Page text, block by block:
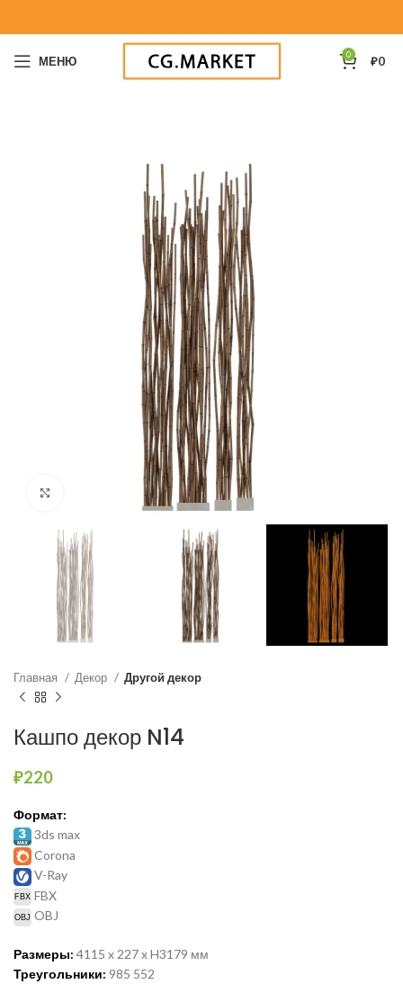
МЕНЮ 0 ₽0
Нажмите, чтобы увеличить
Главная Декор Другой декор
Кашпо декор N14
₽220
Формат:
3ds max
Corona
V-Ray
FBX
OBJ
Размеры: 4115 x 227 x H3179 мм
Треугольники: 985 552